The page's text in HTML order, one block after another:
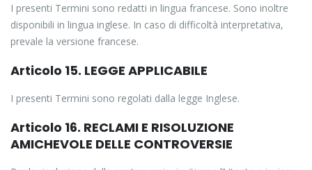
I presenti Termini sono redatti in lingua francese. Sono inoltre
disponibili in lingua inglese. In caso di difficoltà interpretativa,
prevale la versione francese.
Articolo 15. LEGGE APPLICABILE
I presenti Termini sono regolati dalla legge Inglese.
Articolo 16. RECLAMI E RISOLUZIONE
AMICHEVOLE DELLE CONTROVERSIE